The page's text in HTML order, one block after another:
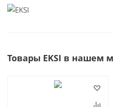
Товары EKSI в нашем